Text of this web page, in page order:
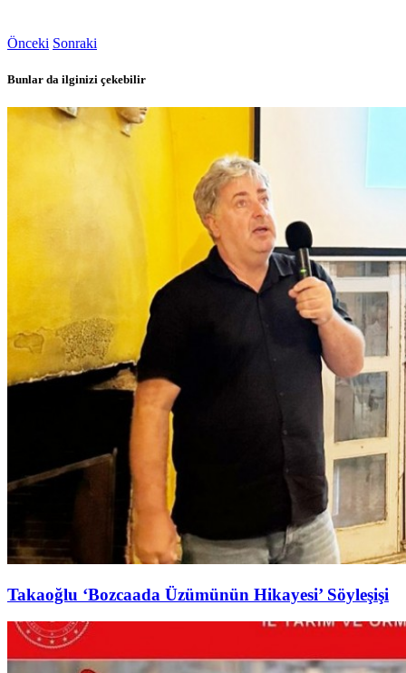
Önceki Sonraki
Bunlar da ilginizi çekebilir
Takaoğlu ‘Bozcaada Üzümünün Hikayesi’ Söyleşişi